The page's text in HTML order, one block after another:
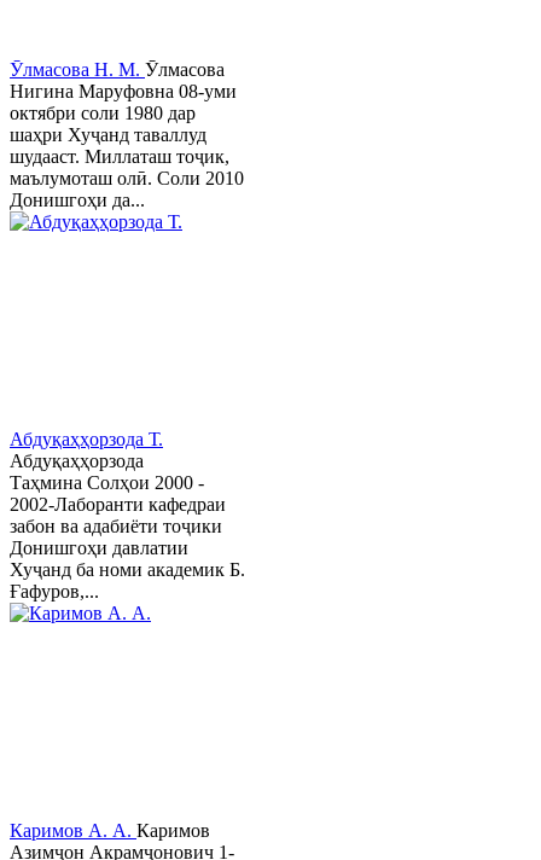
Ӯлмасова Н. М. Ӯлмасова
Нигина Маруфовна 08-уми
октябри соли 1980 дар
шаҳри Хуҷанд таваллуд
шудааст. Миллаташ тоҷик,
маълумоташ олӣ. Соли 2010
Донишгоҳи да...
Абдуқаҳҳорзода Т.
Абдуқаҳҳорзода
Таҳмина Солҳои 2000 -
2002-Лаборанти кафедраи
забон ва адабиёти тоҷики
Донишгоҳи давлатии
Хуҷанд ба номи академик Б.
Ғафуров,...
Каримов А. А. Каримов
Азимҷон Акрамҷонович 1-